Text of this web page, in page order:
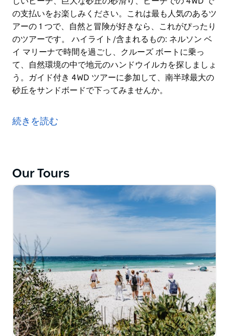
の支払いをお楽しみください。これは最も人気のあるツ
アーの 1 つで、自然と冒険が好きなら、これがぴったり
のツアーです。 ハイライト/含まれるもの: ネルソン ベ
イ マリーナで時間を過ごし、クルーズ ボートに乗っ
て、自然環境の中で地元のハンドウイルカを探しましょ
う。ガイド付き 4WD ツアーに参加して、南半球最大の
砂丘をサンドボードで下ってみませんか。
スティーブンスの輝く青い海には、人懐っこいハンドウ
イルカの大きな群れが生息しています。間近で観察し
の支払いをお楽しみください。これは最も人気のあるツ
アーの 1 つで、自然と冒険が好きなら、これがぴったり
のツアーです。
ハイライト/含まれるもの:
ネルソン ベイ マリーナで時間を過ごし、クルーズ ボー
トに乗って、自然環境の中で地元のハンドウイルカを探
しましょう。ガイド付き 4WD ツアーに参加して、南半
球最大の砂丘をサンドボードで下ってみませんか。
続きを読む
Our Tours